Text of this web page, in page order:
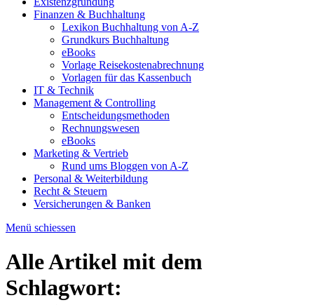
Finanzen & Buchhaltung
Lexikon Buchhaltung von A-Z
Grundkurs Buchhaltung
eBooks
Vorlage Reisekostenabrechnung
Vorlagen für das Kassenbuch
IT & Technik
Management & Controlling
Entscheidungsmethoden
Rechnungswesen
eBooks
Marketing & Vertrieb
Rund ums Bloggen von A-Z
Personal & Weiterbildung
Recht & Steuern
Versicherungen & Banken
Menü schiessen
Alle Artikel mit dem
Schlagwort: